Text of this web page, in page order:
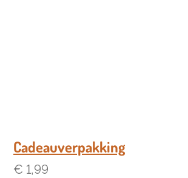
Cadeauverpakking
€ 1,99